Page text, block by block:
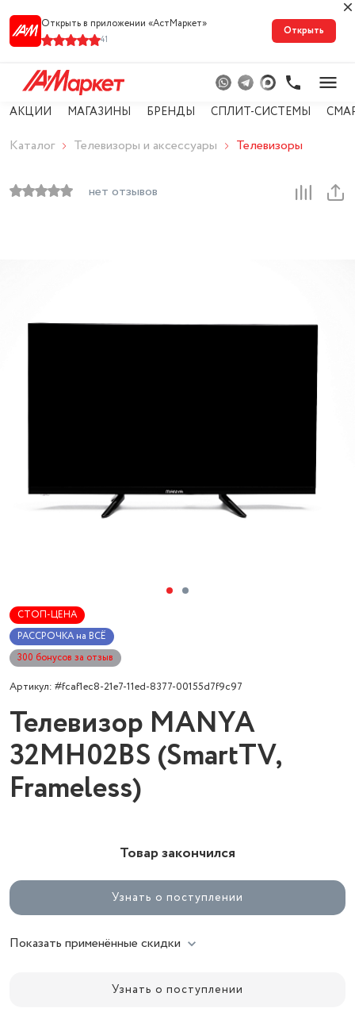
Открыть в приложении «АстМарке‪т‬»
41
Открыть
АКЦИИ МАГАЗИНЫ БРЕНДЫ СПЛИТ-СИСТЕМЫ
Каталог Телевизоры и аксессуары Телевизоры
нет отзывов
СТОП-ЦЕНА
РАССРОЧКА на ВСЁ
300 бонусов за отзыв
Артикул: #fcaf1ec8-21e7-11ed-8377-00155d7f9c97
Телевизор MANYA
32MH02BS (SmartTV,
Frameless)
Товар закончился
Узнать о поступлении
Показать применённые скидки
Узнать о поступлении